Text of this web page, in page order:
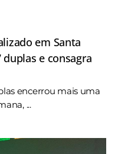
em Santa
e consagra
encerrou mais uma
...